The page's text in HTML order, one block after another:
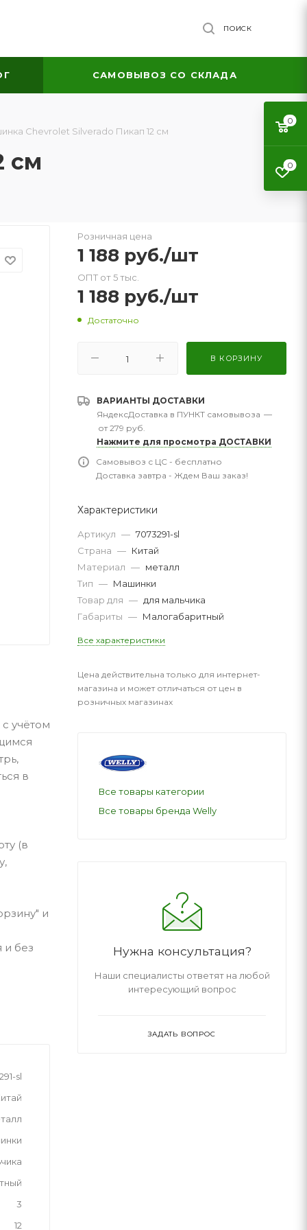
ПОИСК
САМОВЫВОЗ СО СКЛАДА
Chevrolet Silverado Пикап 12 см
см
учётом
в
(в
и
и без
sl
3
12
Розничная цена
1 188 руб./шт
ОПТ от 5 тыс.
1 188 руб./шт
Достаточно
В КОРЗИНУ
ВАРИАНТЫ ДОСТАВКИ
ЯндексДоставка в ПУНКТ самовывоза —
от 279 руб.
Нажмите для просмотра ДОСТАВКИ
Самовывоз с ЦС - бесплатно
Доставка завтра - Ждем Ваш заказ!
Характеристики
Артикул — 7073291-sl
Страна — Китай
Материал — металл
Тип — Машинки
Товар для — для мальчика
Габариты — Малогабаритный
Все характеристики
Цена действительна только для интернет-
магазина и может отличаться от цен в
розничных магазинах
Все товары категории
Все товары бренда Welly
Нужна консультация?
Наши специалисты ответят на любой
интересующий вопрос
ЗАДАТЬ ВОПРОС
0
0